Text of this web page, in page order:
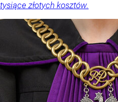
tysiące złotych kosztów.